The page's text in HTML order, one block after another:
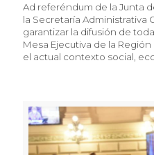
Ad referéndum de la Junta
la Secretaría Administrativa
garantizar la difusión de
Mesa Ejecutiva de la
el actual contexto social,